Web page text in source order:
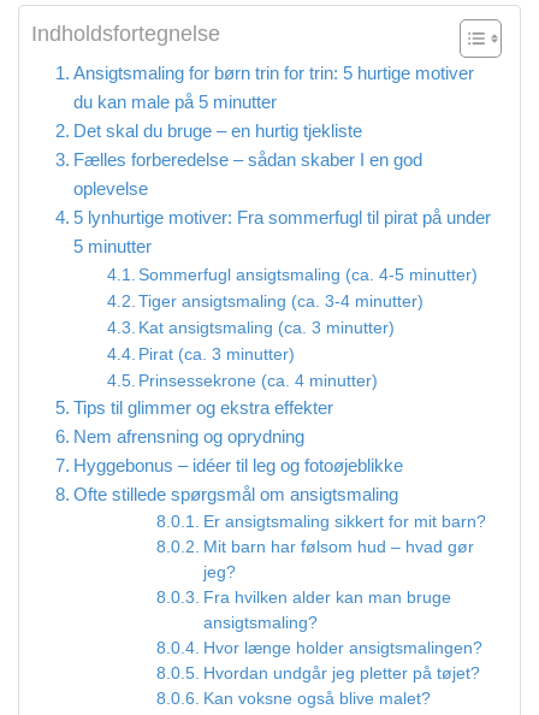
Indholdsfortegnelse
Ansigtsmaling for børn trin for trin: 5 hurtige motiver
du kan male på 5 minutter
Det skal du bruge – en hurtig tjekliste
Fælles forberedelse – sådan skaber I en god
oplevelse
5 lynhurtige motiver: Fra sommerfugl til pirat på under
5 minutter
Sommerfugl ansigtsmaling (ca. 4-5 minutter)
Tiger ansigtsmaling (ca. 3-4 minutter)
Kat ansigtsmaling (ca. 3 minutter)
Pirat (ca. 3 minutter)
Prinsessekrone (ca. 4 minutter)
Tips til glimmer og ekstra effekter
Nem afrensning og oprydning
Hyggebonus – idéer til leg og fotoøjeblikke
Ofte stillede spørgsmål om ansigtsmaling
Er ansigtsmaling sikkert for mit barn?
Mit barn har følsom hud – hvad gør
jeg?
Fra hvilken alder kan man bruge
ansigtsmaling?
Hvor længe holder ansigtsmalingen?
Hvordan undgår jeg pletter på tøjet?
Kan voksne også blive malet?